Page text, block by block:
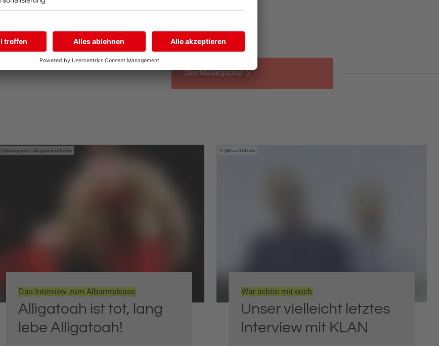
Zum Musikspezial
@Instagram: alligatoahinfarbe
Das Interview zum Albumrelease
Alligatoah ist tot, lang
lebe Alligatoah!
@Eva Dittrich
War schön mit euch
Unser vielleicht letztes
Interview mit KLAN